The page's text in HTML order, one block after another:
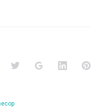
FacebookTwitter Google+